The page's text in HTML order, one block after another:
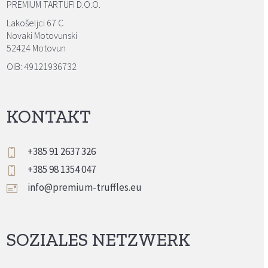
PREMIUM TARTUFI D.O.O.
Lakošeljci 67 C
Novaki Motovunski
52424 Motovun
OIB: 49121936732
KONTAKT
+385 91 2637 326
+385 98 1354 047
info@premium-truffles.eu
SOZIALES NETZWERK